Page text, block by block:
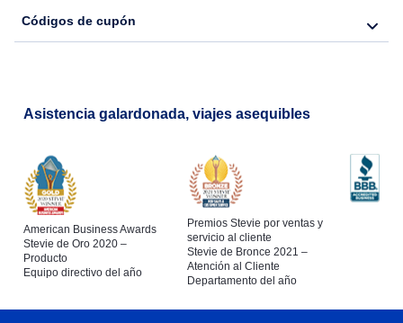
Flights from Nueva York to Lisboa
Códigos de cupón
Asistencia galardonada, viajes asequibles
American Business Awards
Stevie de Oro 2020 –
Producto
Equipo directivo del año
Premios Stevie por ventas y
servicio al cliente
Stevie de Bronce 2021 –
Atención al Cliente
Departamento del año